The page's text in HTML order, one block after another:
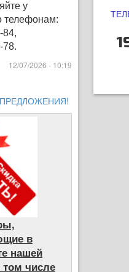
у
телефонам:
84,
78.
12/07/2026 - 10:19
в
нашей
числе